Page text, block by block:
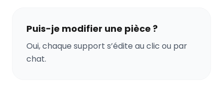
Puis-je modifier une pièce ?
Oui, chaque support s’édite au clic ou par
chat.